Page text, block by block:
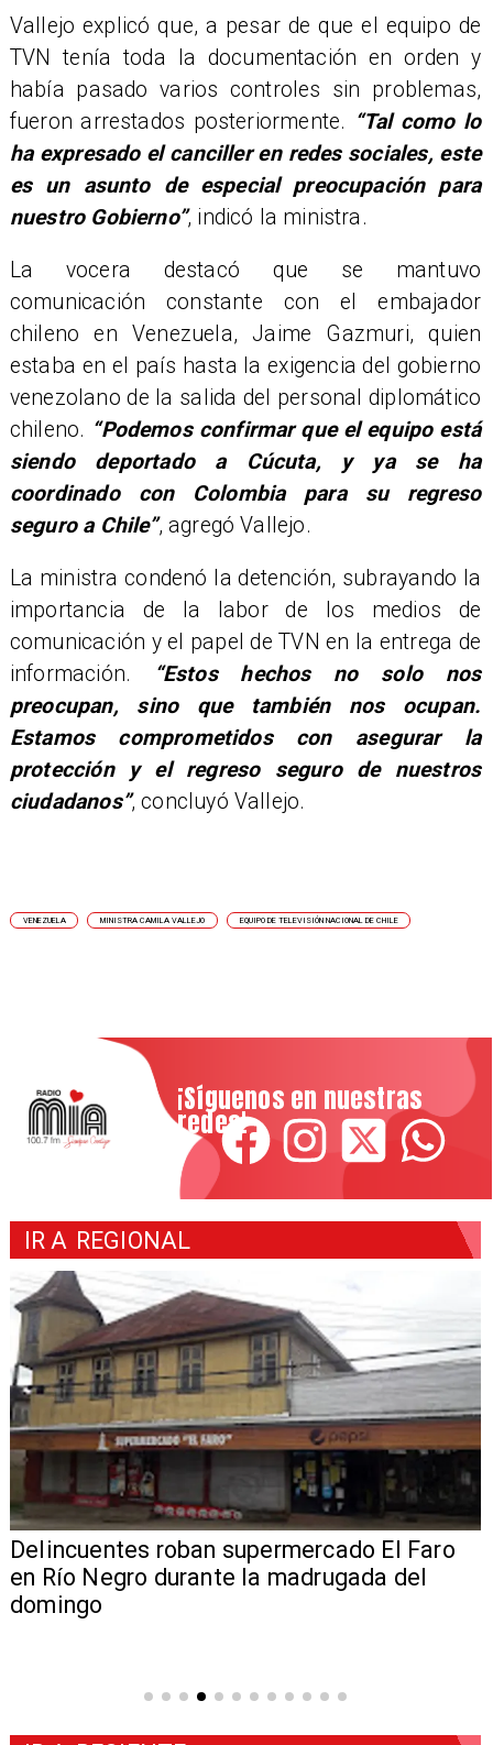
Vallejo explicó que, a pesar de que el equipo de
TVN tenía toda la documentación en orden y
había pasado varios controles sin problemas,
fueron arrestados posteriormente. “Tal como lo
ha expresado el canciller en redes sociales, este
es un asunto de especial preocupación para
nuestro Gobierno”, indicó la ministra.
La vocera destacó que se mantuvo
comunicación constante con el embajador
chileno en Venezuela, Jaime Gazmuri, quien
estaba en el país hasta la exigencia del gobierno
venezolano de la salida del personal diplomático
chileno. “Podemos confirmar que el equipo está
siendo deportado a Cúcuta, y ya se ha
coordinado con Colombia para su regreso
seguro a Chile”, agregó Vallejo.
La ministra condenó la detención, subrayando la
importancia de la labor de los medios de
comunicación y el papel de TVN en la entrega de
información.
“Estos hechos no solo nos
preocupan, sino que también nos ocupan.
Estamos comprometidos con asegurar la
protección y el regreso seguro de nuestros
ciudadanos”, concluyó Vallejo.
VENEZUELA MINISTRA CAMILA VALLEJO EQUIPO DE TELEVISIÓN NACIONAL DE CHILE
¡Síguenos en nuestras
redes!
IR A REGIONAL
Delincuentes roban supermercado El Faro
en Río Negro durante la madrugada del
domingo